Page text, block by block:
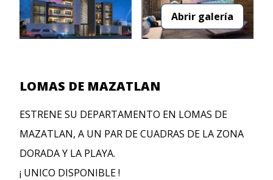
Abrir galería
LOMAS DE MAZATLAN
ESTRENE SU DEPARTAMENTO EN LOMAS DE
MAZATLAN, A UN PAR DE CUADRAS DE LA ZONA
DORADA Y LA PLAYA.
¡ UNICO DISPONIBLE !